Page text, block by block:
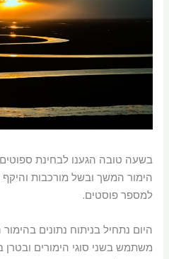
בשעה טובה הגענו לבחינת
הימור המשך ובשל מורכבות
למספר פוסטים.
היום נתחיל בניתוח נתונים
משתמש בשני סוגי הימורים ובטרן